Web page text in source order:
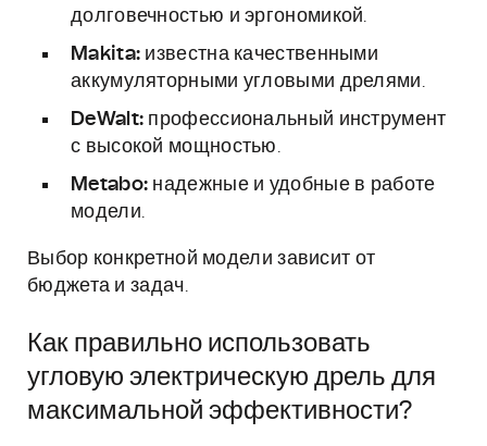
долговечностью и эргономикой.
Makita: известна качественными
аккумуляторными угловыми дрелями.
DeWalt: профессиональный инструмент
с высокой мощностью.
Metabo: надежные и удобные в работе
модели.
Выбор конкретной модели зависит от
бюджета и задач.
Как правильно использовать
угловую электрическую дрель для
максимальной эффективности?